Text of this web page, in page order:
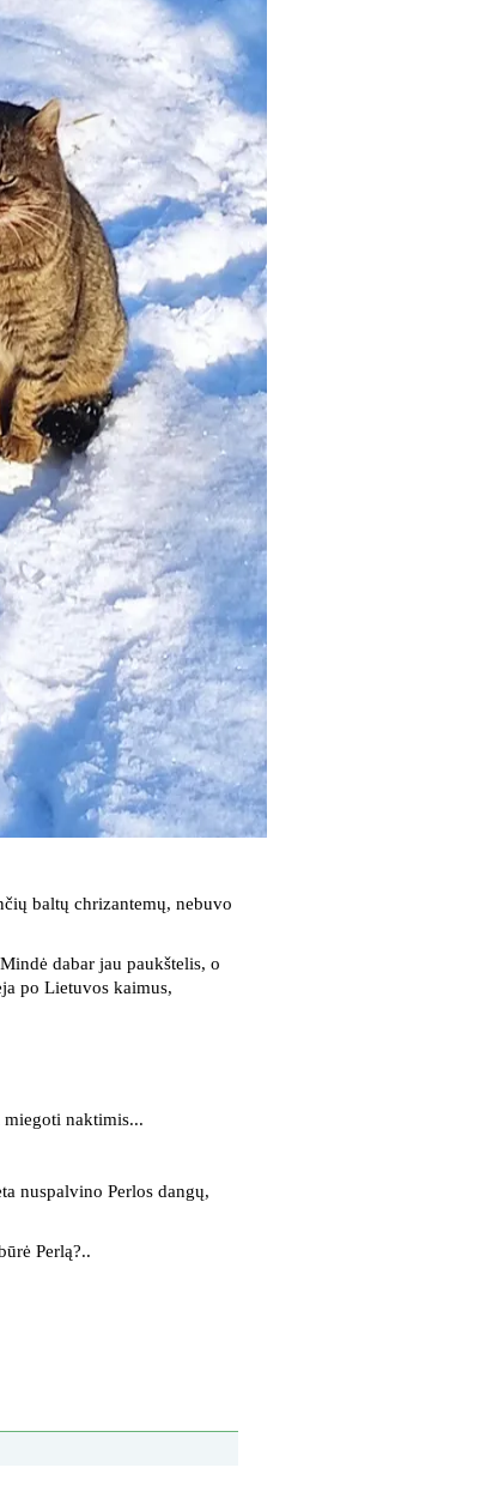
baltų chrizantemų, nebuvo
dabar jau paukštelis, o
po Lietuvos kaimus,
miegoti naktimis...
nuspalvino Perlos dangų,
Perlą?..